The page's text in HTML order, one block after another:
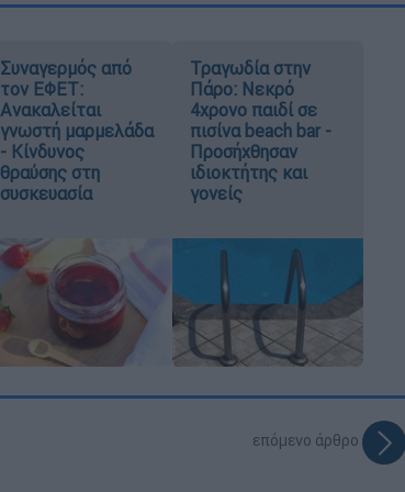
Συναγερμός από
τον ΕΦΕΤ:
Ανακαλείται
γνωστή μαρμελάδα
- Κίνδυνος
θραύσης στη
συσκευασία
Τραγωδία στην
Πάρο: Νεκρό
4χρονο παιδί σε
πισίνα beach bar -
Προσήχθησαν
ιδιοκτήτης και
γονείς
επόμενο άρθρο